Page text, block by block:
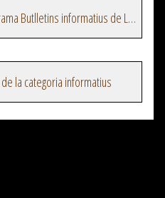
Veure més episodis del programa Butlletins informatius de La Xarxa
la categoria informatius